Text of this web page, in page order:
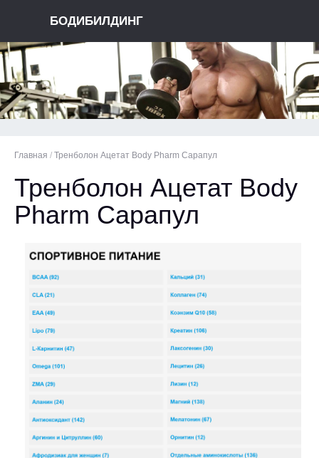
БОДИБИЛДИНГ
Главная / Тренболон Ацетат Body Pharm Сарапул
Тренболон Ацетат Body
Pharm Сарапул